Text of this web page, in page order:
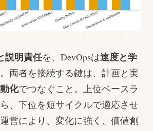
説明責任を、DevOpsは速度と学
両者を接続する鍵は、計画と実
化でつなぐこと。上位ベースラ
、下位を短サイクルで適応させ
営により、変化に強く、価値創